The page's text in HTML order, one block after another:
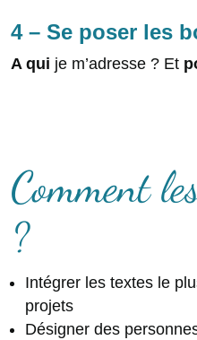
4 – Se poser les
A qui je m’adresse ? Et
Comment
?
Intégrer les textes le
projets
Désigner des